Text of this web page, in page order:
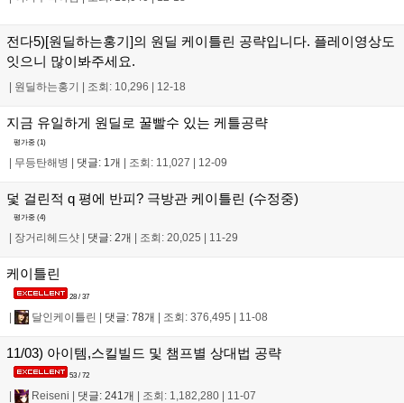
전다5)[원딜하는홍기]의 원딜 케이틀린 공략입니다. 플레이영상도
잇으니 많이봐주세요.
원딜하는홍기 조회: 10,296 12-18
지금 유일하게 원딜로 꿀빨수 있는 케틀공략
평가중 (1)
| 무등탄해병 | 댓글: 1개 | 조회: 11,027 | 12-09
덫 걸린적 q 평에 반피? 극방관 케이틀린 (수정중)
평가중 (4)
장거리헤드샷 댓글: 2개 조회: 20,025 11-29
케이틀린
28 / 37
| 달인케이틀린 | 댓글: 78개 | 조회: 376,495 | 11-08
11/03) 아이템,스킬빌드 및 챔프별 상대법 공략
53 / 72
Reiseni 댓글: 241개 조회: 1,182,280 11-07